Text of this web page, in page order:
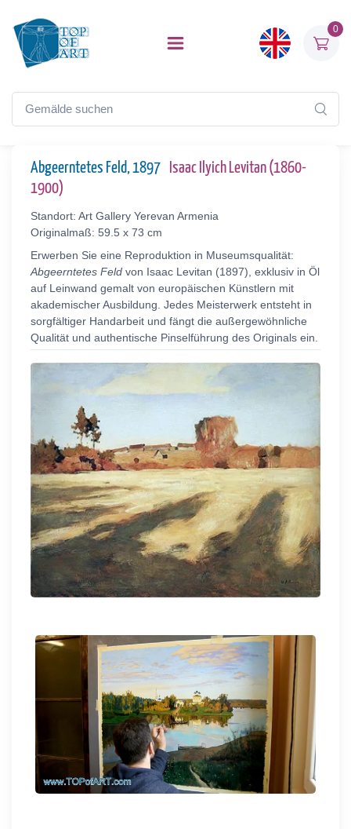
0
Abgeerntetes Feld, 1897
Isaac Ilyich Levitan (1860-
1900)
Standort: Art Gallery Yerevan Armenia
Originalmaß: 59.5 x 73 cm
Erwerben Sie eine Reproduktion in Museumsqualität:
Abgeerntetes Feld von Isaac Levitan (1897), exklusiv in Öl
auf Leinwand gemalt von europäischen Künstlern mit
akademischer Ausbildung. Jedes Meisterwerk entsteht in
sorgfältiger Handarbeit und fängt die außergewöhnliche
Qualität und authentische Pinselführung des Originals ein.